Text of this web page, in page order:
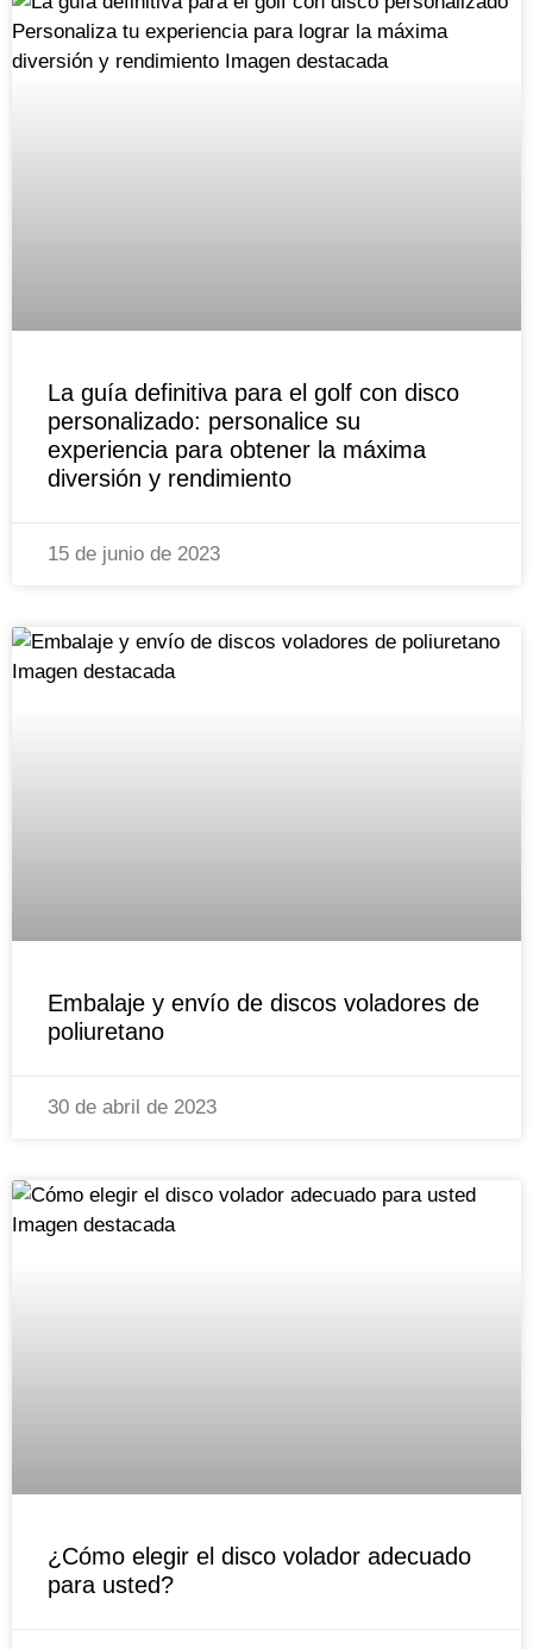
La guía definitiva para el golf con disco
personalizado: personalice su
experiencia para obtener la máxima
diversión y rendimiento
15 de junio de 2023
Embalaje y envío de discos voladores de
poliuretano
30 de abril de 2023
¿Cómo elegir el disco volador adecuado
para usted?